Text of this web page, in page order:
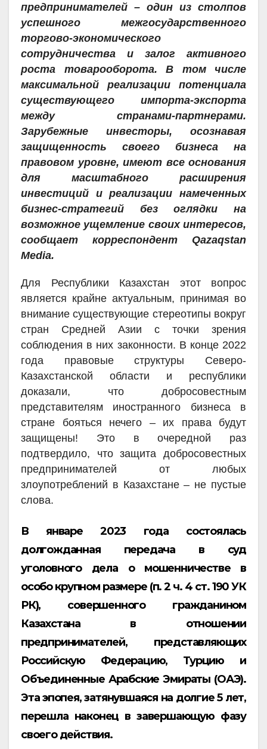
предпринимателей – один из столпов
успешного межгосударственного
торгово-экономического
сотрудничества и залог активного
роста товарооборота. В том числе
максимальной реализации потенциала
существующего импорта-экспорта
между странами-партнерами.
Зарубежные инвесторы, осознавая
защищенность своего бизнеса на
правовом уровне, имеют все основания
для масштабного расширения
инвестиций и реализации намеченных
бизнес-стратегий без оглядки на
возможное ущемление своих интересов,
сообщает корреспондент Qazaqstan
Media.
Для Республики Казахстан этот вопрос
является крайне актуальным, принимая во
внимание существующие стереотипы вокруг
стран Средней Азии с точки зрения
соблюдения в них законности. В конце 2022
года правовые структуры Северо-
Казахстанской области и республики
доказали, что добросовестным
представителям иностранного бизнеса в
стране бояться нечего – их права будут
защищены! Это в очередной раз
подтвердило, что защита добросовестных
предпринимателей от любых
злоупотреблений в Казахстане – не пустые
слова.
В январе 2023 года состоялась
долгожданная передача в суд
уголовного дела о мошенничестве в
особо крупном размере (п. 2 ч. 4 ст. 190 УК
РК), совершенного гражданином
Казахстана в отношении
предпринимателей, представляющих
Российскую Федерацию, Турцию и
Объединенные Арабские Эмираты (ОАЭ).
Эта эпопея, затянувшаяся на долгие 5 лет,
перешла наконец в завершающую фазу
своего действия.